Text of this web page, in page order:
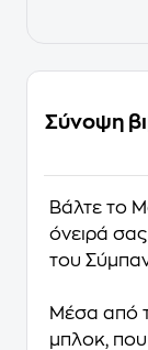
Σύνοψη
Βάλτε το
όνειρά
του
Μέσα από
μπλοκ, που